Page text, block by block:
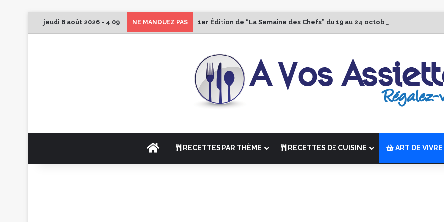
jeudi 6 août 2026 - 4:09 NE MANQUEZ PAS 1er Édition de “La Semaine des Chefs” du 19 au 24 octobre 2026
ACCUEILRECETTES PAR THÈME RECETTES DE CUISINE ART DE VIVRE